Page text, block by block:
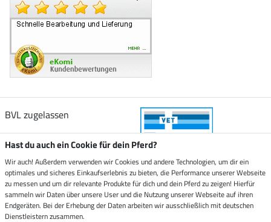
BVL zugelassen
Zustellung durch
Sicher bezahlen mit
Hast du auch ein Cookie für dein Pferd?
Wir auch! Außerdem verwenden wir Cookies und andere Technologien, um dir ein
optimales und sicheres Einkaufserlebnis zu bieten, die Performance unserer Webseite
zu messen und um dir relevante Produkte für dich und dein Pferd zu zeigen! Hierfür
sammeln wir Daten über unsere User und die Nutzung unserer Webseite auf ihren
Endgeräten. Bei der Erhebung der Daten arbeiten wir ausschließlich mit deutschen
Dienstleistern zusammen.